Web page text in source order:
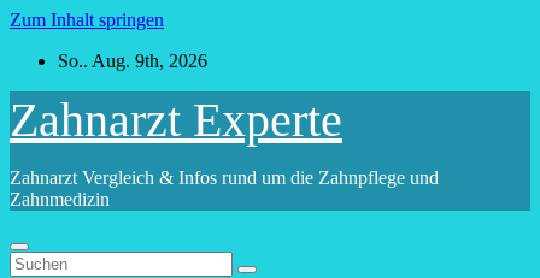
Zum Inhalt springen
So.. Aug. 9th, 2026
Zahnarzt Experte
Zahnarzt Vergleich & Infos rund um die Zahnpflege und
Zahnmedizin